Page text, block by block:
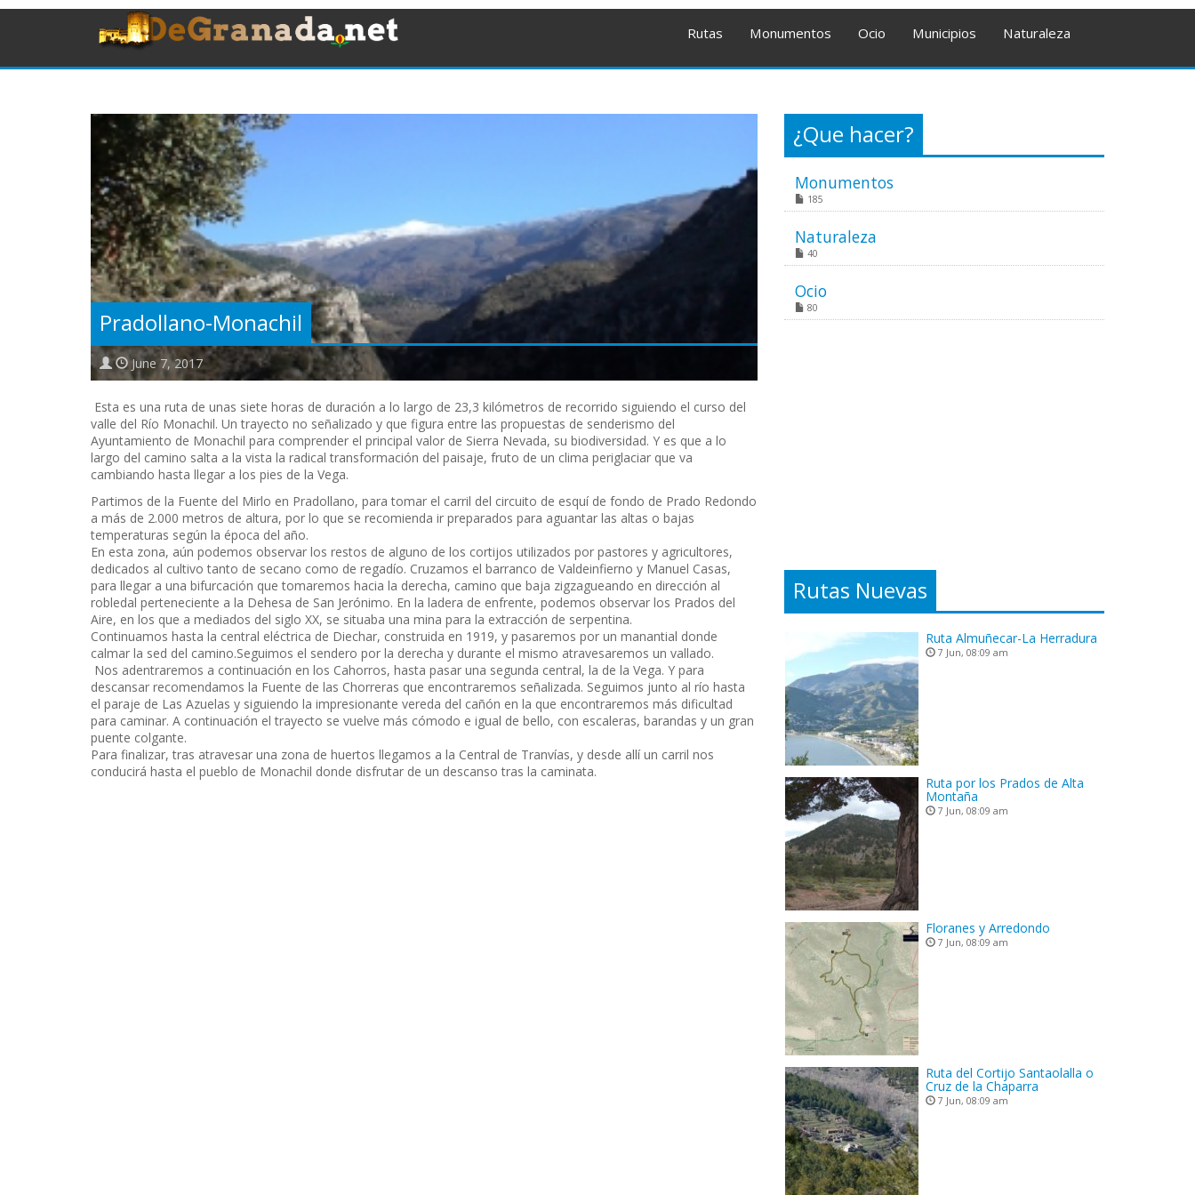
Rutas Monumentos Ocio Municipios Naturaleza
Pradollano-Monachil
June 7, 2017
Esta es una ruta de unas siete horas de duración a lo largo de 23,3 kilómetros de recorrido siguiendo el curso del
valle del Río Monachil. Un trayecto no señalizado y que figura entre las propuestas de senderismo del
Ayuntamiento de Monachil para comprender el principal valor de Sierra Nevada, su biodiversidad. Y es que a lo
largo del camino salta a la vista la radical transformación del paisaje, fruto de un clima periglaciar que va
cambiando hasta llegar a los pies de la Vega.
Partimos de la Fuente del Mirlo en Pradollano, para tomar el carril del circuito de esquí de fondo de Prado Redondo
a más de 2.000 metros de altura, por lo que se recomienda ir preparados para aguantar las altas o bajas
temperaturas según la época del año.
En esta zona, aún podemos observar los restos de alguno de los cortijos utilizados por pastores y agricultores,
dedicados al cultivo tanto de secano como de regadío. Cruzamos el barranco de Valdeinfierno y Manuel Casas,
para llegar a una bifurcación que tomaremos hacia la derecha, camino que baja zigzagueando en dirección al
robledal perteneciente a la Dehesa de San Jerónimo. En la ladera de enfrente, podemos observar los Prados del
Aire, en los que a mediados del siglo XX, se situaba una mina para la extracción de serpentina.
Continuamos hasta la central eléctrica de Diechar, construida en 1919, y pasaremos por un manantial donde
calmar la sed del camino.Seguimos el sendero por la derecha y durante el mismo atravesaremos un vallado.
Nos adentraremos a continuación en los Cahorros, hasta pasar una segunda central, la de la Vega. Y para
descansar recomendamos la Fuente de las Chorreras que encontraremos señalizada. Seguimos junto al río hasta
el paraje de Las Azuelas y siguiendo la impresionante vereda del cañón en la que encontraremos más dificultad
para caminar. A continuación el trayecto se vuelve más cómodo e igual de bello, con escaleras, barandas y un gran
puente colgante.
Para finalizar, tras atravesar una zona de huertos llegamos a la Central de Tranvías, y desde allí un carril nos
conducirá hasta el pueblo de Monachil donde disfrutar de un descanso tras la caminata.
¿Que hacer?
Monumentos
185
Naturaleza
40
Ocio
80
Rutas Nuevas
Ruta Almuñecar-La Herradura
7 Jun, 08:09 am
Ruta por los Prados de Alta
Montaña
7 Jun, 08:09 am
Floranes y Arredondo
7 Jun, 08:09 am
Ruta del Cortijo Santaolalla o
Cruz de la Chaparra
7 Jun, 08:09 am